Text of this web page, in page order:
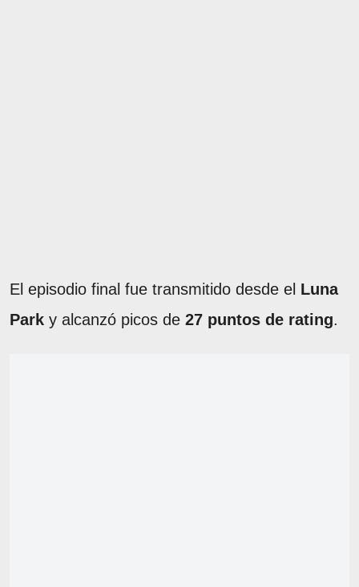
El episodio final fue transmitido desde el Luna
Park y alcanzó picos de 27 puntos de rating.